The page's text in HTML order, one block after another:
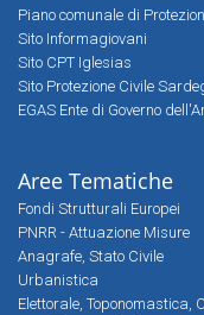
Piano comunale di
Sito Informagiovani
Sito CPT Iglesias
Sito Protezione Civile
EGAS Ente di Governo
Aree Tematiche
Fondi Strutturali Europei
PNRR - Attuazione Misure
Anagrafe, Stato Civile
Urbanistica
Elettorale, Toponomastica,